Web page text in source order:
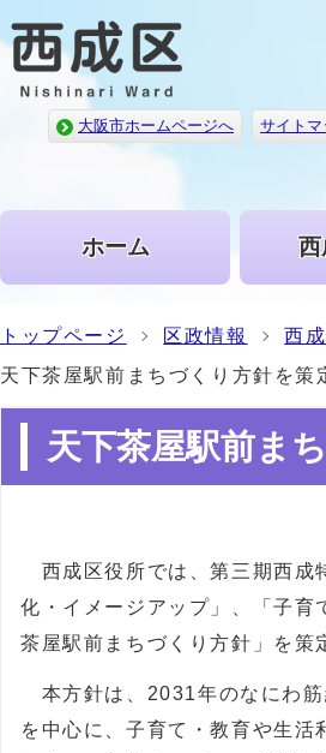
大阪市ホームページへ サイトマ
ホーム 西
トップページ 区政情報
西
天下茶屋駅前まちづくり方針を策
天下茶屋駅前ま
西成区役所では、第三期西成
化・イメージアップ」、「子育
茶屋駅前まちづくり方針」を策
本方針は、2031年のなにわ筋
を中心に、子育て・教育や生